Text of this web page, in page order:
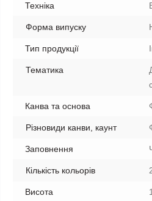
Техніка
Форма випуску
Тип продукції
Тематика
Канва та основа
Різновиди канви, каунт
Заповнення
Кількість кольорів
Висота